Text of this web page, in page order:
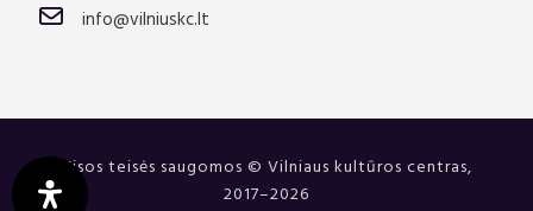
info@vilniuskc.lt
Visos teisės saugomos © Vilniaus kultūros centras,
2017–2026